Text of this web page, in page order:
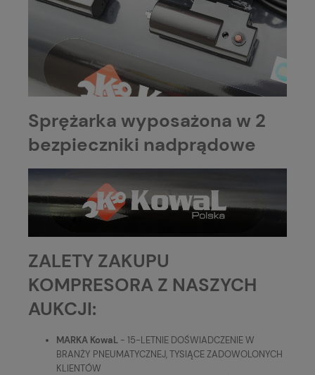
Sprężarka wyposażona w 2
bezpieczniki nadprądowe
ZALETY ZAKUPU
KOMPRESORA Z NASZYCH
AUKCJI:
MARKA KowaL - 15-LETNIE DOŚWIADCZENIE W
BRANŻY PNEUMATYCZNEJ, TYSIĄCE ZADOWOLONYCH
KLIENTÓW